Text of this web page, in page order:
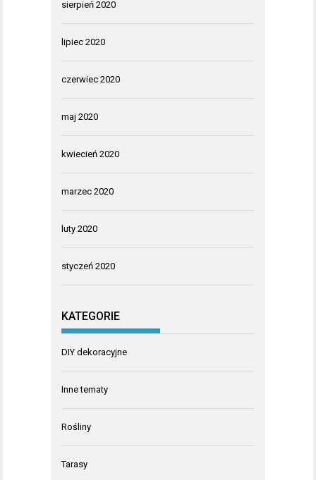
sierpień 2020
lipiec 2020
czerwiec 2020
maj 2020
kwiecień 2020
marzec 2020
luty 2020
styczeń 2020
KATEGORIE
DIY dekoracyjne
Inne tematy
Rośliny
Tarasy